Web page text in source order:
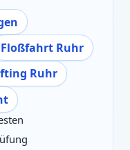
Floßfahrt Ruhr
Ruhr